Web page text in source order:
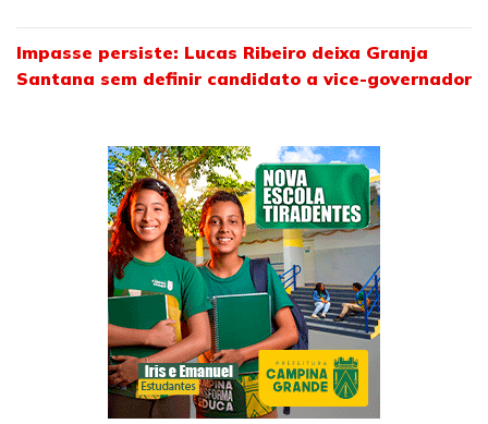
Impasse persiste: Lucas Ribeiro deixa Granja
Santana sem definir candidato a vice-governador